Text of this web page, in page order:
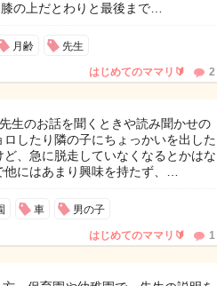
の上だとわりと最後まで…
月齢 先生
はじめてのママリ🔰 2
生のお話を聞くときや読み聞かせの
したり隣の子にちょっかいを出した
、急に脱走していなくなるとかはな
にはあまり興味を持たず、…
車 男の子
はじめてのママリ🔰 1